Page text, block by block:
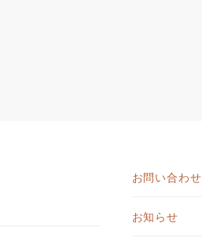
お問い合わせ
お知らせ